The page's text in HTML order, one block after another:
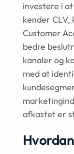
investere i
kender CLV,
Customer
bedre
kanaler og
med at
afkastet er